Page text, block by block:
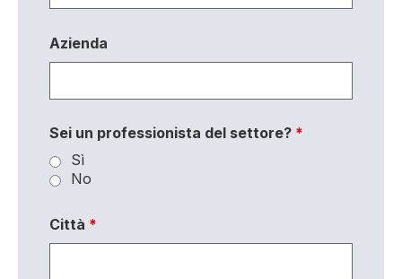
Azienda
Sei un professionista del settore? *
Sì
No
Città *